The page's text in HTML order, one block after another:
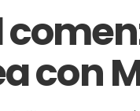
con